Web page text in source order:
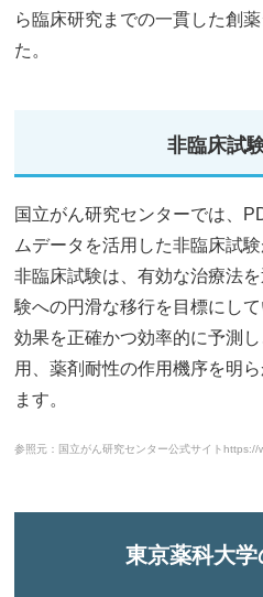
ら臨床研究までの一貫した創
た。
非臨床試
国立がん研究センターでは、
ムデータを活用した非臨床試
非臨床試験は、有効な治療法
験への円滑な移行を目標にし
効果を正確かつ効率的に予測
用、薬剤耐性の作用機序を明
ます。
参照元：国立がん研究センター公式サイトhttps://
東京薬科大学